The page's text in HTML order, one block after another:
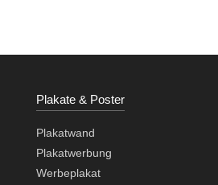
Plakate & Poster
Plakatwand
Plakatwerbung
Werbeplakat